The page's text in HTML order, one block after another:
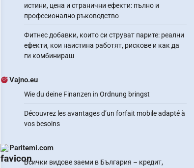
истини, цена и странични ефекти: пълно и
професионално ръководство
Фитнес добавки, които си струват парите: реални
ефекти, кои наистина работят, рискове и как да
ги комбинираш
Vajno.eu
Wie du deine Finanzen in Ordnung bringst
Découvrez les avantages d’un forfait mobile adapté à
vos besoins
Paritemi.com
Всички видове заеми в България – кредит,